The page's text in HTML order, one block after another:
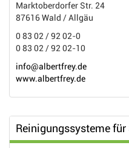
Marktoberdorfer Str. 24
87616 Wald / Allgäu
0 83 02 / 92 02-0
0 83 02 / 92 02-10
info@albertfrey.de
www.albertfrey.de
Reinigungssysteme